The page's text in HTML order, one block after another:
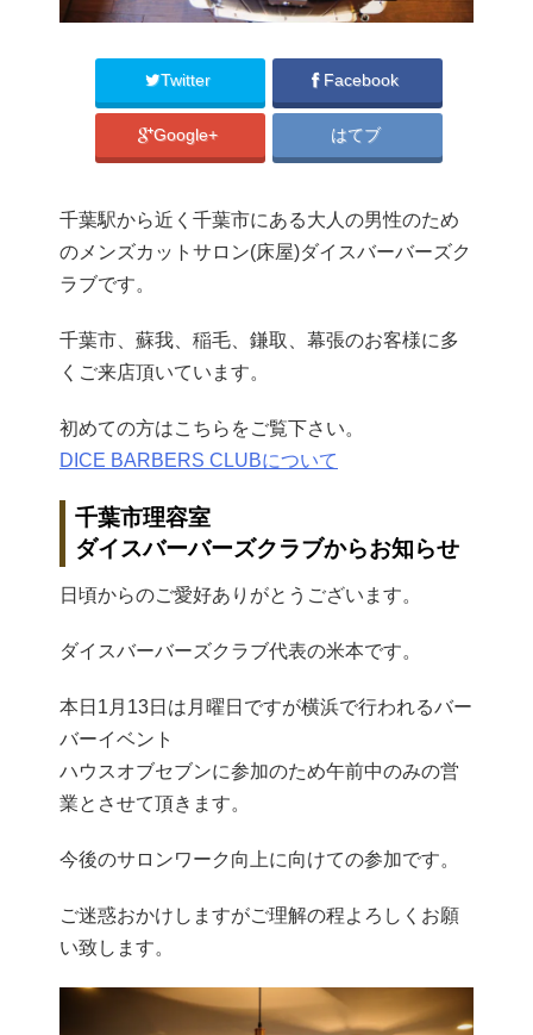
Twitter Facebook
Google+ はてブ
千葉駅から近く千葉市にある大人の男性のため
のメンズカットサロン(床屋)ダイスバーバーズク
ラブです。
千葉市、蘇我、稲毛、鎌取、幕張のお客様に多
くご来店頂いています。
初めての方はこちらをご覧下さい。
DICE BARBERS CLUBについて
千葉市理容室
ダイスバーバーズクラブからお知らせ
日頃からのご愛好ありがとうございます。
ダイスバーバーズクラブ代表の米本です。
本日1月13日は月曜日ですが横浜で行われるバー
バーイベント
ハウスオブセブンに参加のため午前中のみの営
業とさせて頂きます。
今後のサロンワーク向上に向けての参加です。
ご迷惑おかけしますがご理解の程よろしくお願
い致します。